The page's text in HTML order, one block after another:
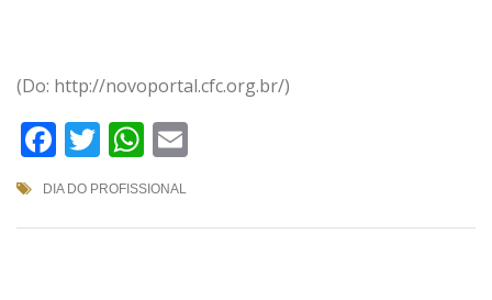
(Do: http://novoportal.cfc.org.br/)
Facebook
TwitterWhatsApp
DIA DO PROFISSIONAL